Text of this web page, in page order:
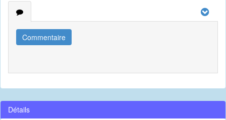
Commentaire
Détails